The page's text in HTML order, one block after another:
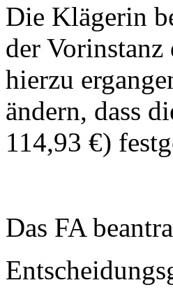
Die Klägerin
der Vorinstanz
hierzu
ändern, dass
114,93 €)
Das FA